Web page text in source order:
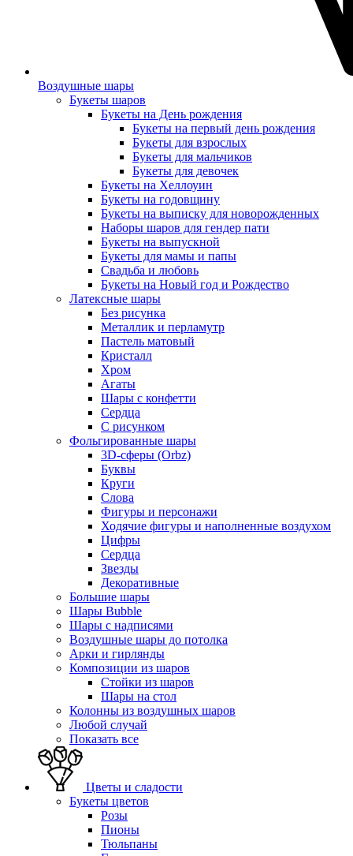
Воздушные шары
Букеты шаров
Букеты на День рождения
Букеты на первый день рождения
Букеты для взрослых
Букеты для мальчиков
Букеты для девочек
Букеты на Хеллоуин
Букеты на годовщину
Букеты на выписку для новорожденных
Наборы шаров для гендер пати
Букеты на выпускной
Букеты для мамы и папы
Свадьба и любовь
Букеты на Новый год и Рождество
Латексные шары
Без рисунка
Металлик и перламутр
Пастель матовый
Кристалл
Хром
Агаты
Шары с конфетти
Сердца
С рисунком
Фольгированные шары
3D-сферы (Orbz)
Буквы
Круги
Слова
Фигуры и персонажи
Ходячие фигуры и наполненные воздухом
Цифры
Сердца
Звезды
Декоративные
Большие шары
Шары Bubble
Шары с надписями
Воздушные шары до потолка
Арки и гирлянды
Композиции из шаров
Стойки из шаров
Шары на стол
Колонны из воздушных шаров
Любой случай
Показать все
Цветы и сладости
Букеты цветов
Розы
Пионы
Тюльпаны